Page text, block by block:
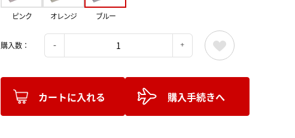
ピンク オレンジ ブルー
購入数：
カートに入れる 購入手続きへ